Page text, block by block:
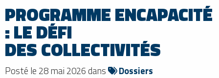
PROGRAMME ENCAPACITÉ
: LE DÉFI
DES COLLECTIVITÉS
Posté le 28 mai 2026 dans Dossiers